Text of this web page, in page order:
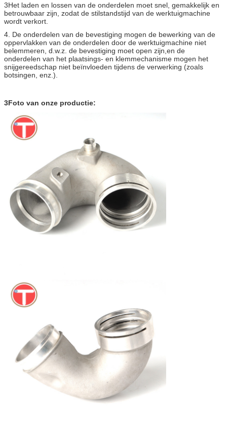
3Het laden en lossen van de onderdelen moet snel, gemakkelijk en
betrouwbaar zijn, zodat de stilstandstijd van de werktuigmachine
wordt verkort.
4. De onderdelen van de bevestiging mogen de bewerking van de
oppervlakken van de onderdelen door de werktuigmachine niet
belemmeren, d.w.z. de bevestiging moet open zijn,en de
onderdelen van het plaatsings- en klemmechanisme mogen het
snijgereedschap niet beïnvloeden tijdens de verwerking (zoals
botsingen, enz.).
3Foto van onze productie: